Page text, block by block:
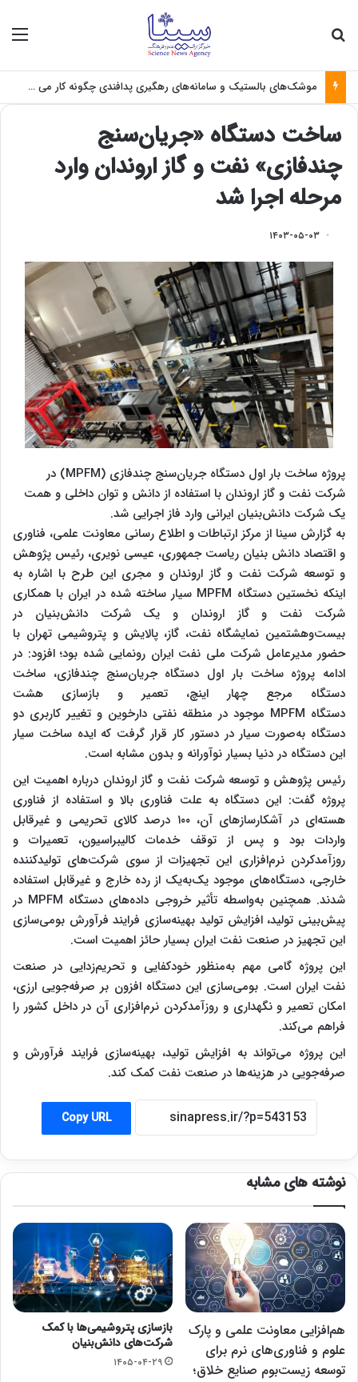
موشک‌های بالستیک و سامانه‌های رهگیری پدافندی چگونه کار می کنند؟
ساخت دستگاه «جریان‌سنج
چندفازی» نفت و گاز اروندان وارد
مرحله اجرا شد
۱۴۰۳-۰۵-۰۳
پروژه ساخت بار اول دستگاه جریان‌سنج چندفازی (MPFM) در
شرکت نفت و گاز اروندان با استفاده از دانش و توان داخلی و همت
یک شرکت دانش‌بنیان ایرانی وارد فاز اجرایی شد.
به گزارش سینا از مرکز ارتباطات و اطلاع رسانی معاونت علمی، فناوری
و اقتصاد دانش بنیان ریاست جمهوری، عیسی نویری، رئیس پژوهش
و توسعه شرکت نفت و گاز اروندان و مجری این طرح با اشاره به
اینکه نخستین دستگاه MPFM سیار ساخته‌ شده در ایران با همکاری
شرکت نفت و گاز اروندان و یک شرکت دانش‌بنیان در
بیست‌وهشتمین نمایشگاه نفت، گاز، پالایش و پتروشیمی تهران با
حضور مدیرعامل شرکت ملی نفت ایران رونمایی شده بود؛ افزود: در
ادامه پروژه ساخت بار اول دستگاه جریان‌سنج چندفازی، ساخت
دستگاه مرجع چهار اینچ، تعمیر و بازسازی هشت
دستگاه MPFM موجود در منطقه نفتی دارخوین و تغییر کاربری دو
دستگاه به‌صورت سیار در دستور کار قرار گرفت که ایده ساخت سیار
این دستگاه در دنیا بسیار نوآورانه و بدون مشابه است.
رئیس پژوهش و توسعه شرکت نفت و گاز اروندان درباره اهمیت این
پروژه گفت: این دستگاه به‌ علت فناوری بالا و استفاده از فناوری
هسته‌ای در آشکارسازهای آن، ۱۰۰ درصد کالای تحریمی و غیرقابل
واردات بود و پس از توقف خدمات کالیبراسیون، تعمیرات و
روزآمدکردن نرم‌افزاری این تجهیزات از سوی شرکت‌های تولیدکننده
خارجی، دستگاه‌های موجود یک‌به‌یک از رده خارج و غیرقابل استفاده
شدند. همچنین به‌واسطه تأثیر خروجی داده‌های دستگاه MPFM در
پیش‌بینی تولید، افزایش تولید بهینه‌سازی فرایند فرآورش بومی‌سازی
این تجهیز در صنعت نفت ایران بسیار حائز اهمیت است.
این پروژه گامی مهم به‌منظور خودکفایی و تحریم‌زدایی در صنعت
نفت ایران است. بومی‌سازی این دستگاه افزون بر صرفه‌جویی ارزی،
امکان تعمیر و نگهداری و روزآمدکردن نرم‌افزاری آن در داخل کشور را
فراهم می‌کند.
این پروژه می‌تواند به افزایش تولید، بهینه‌سازی فرایند فرآورش و
صرفه‌جویی در هزینه‌ها در صنعت نفت کمک کند.
Copy URL
نوشته های مشابه
هم‌افزایی معاونت علمی و پارک
علوم و فناوری‌های نرم برای
توسعه زیست‌بوم صنایع خلاق؛
بازسازی پتروشیمی‌ها با کمک
شرکت‌های دانش‌بنیان
۱۴۰۵-۰۴-۲۹